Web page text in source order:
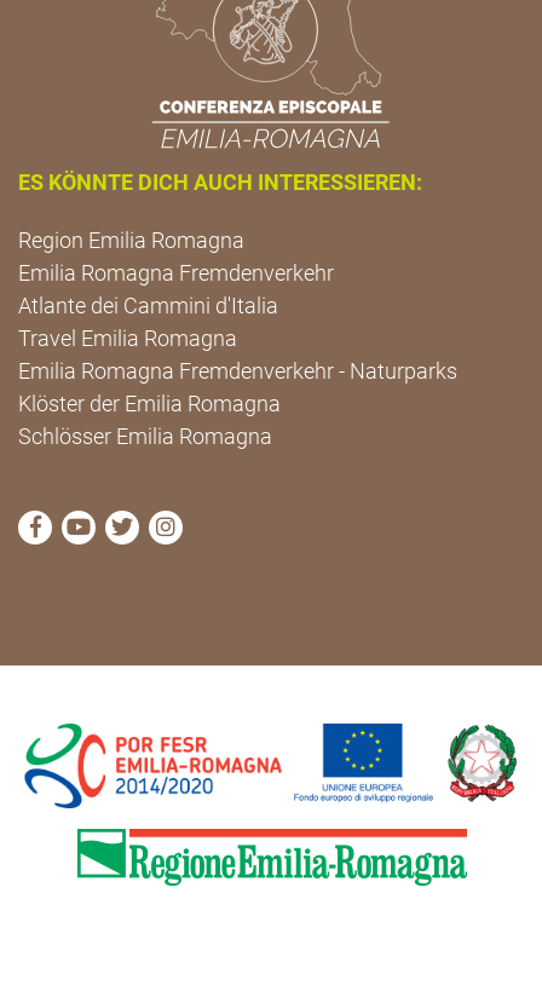
ES KÖNNTE DICH AUCH INTERESSIEREN:
Region Emilia Romagna
Emilia Romagna Fremdenverkehr
Atlante dei Cammini d'Italia
Travel Emilia Romagna
Emilia Romagna Fremdenverkehr - Naturparks
Klöster der Emilia Romagna
Schlösser Emilia Romagna
die Seite Facebook von Cammini Emilia-Romagna
die Seite YouTube von Cammini Emilia-
die Seite Twitter von Cammini Emilia-
die Seite Instagram von Cammini